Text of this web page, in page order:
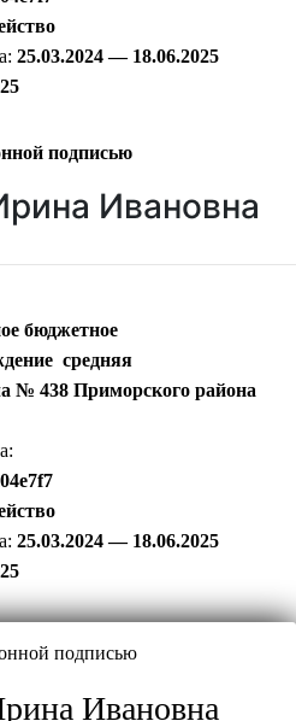
25.03.2024 — 18.06.2025
подписью
Ивановна
бюджетное
средняя
№ 438 Приморского района
25.03.2024 — 18.06.2025
подписью
Ивановна